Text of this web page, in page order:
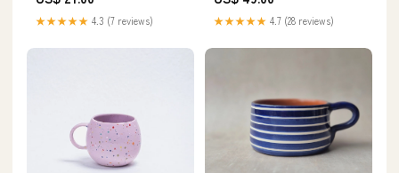
★★★★★ 4.3 (7 reviews) ★★★★★ 4.7 (28 reviews)